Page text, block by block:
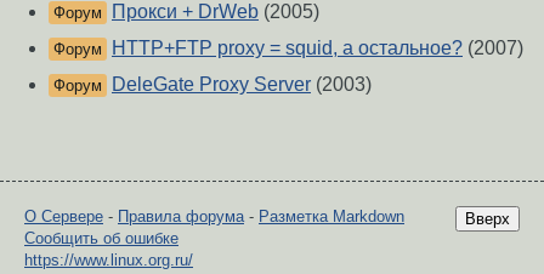
Форум Прокси + DrWeb (2005)
Форум HTTP+FTP proxy = squid, а остальное? (2007)
Форум DeleGate Proxy Server (2003)
Вверх
О Сервере - Правила форума- Разметка Markdown
Сообщить об ошибке
https://www.linux.org.ru/